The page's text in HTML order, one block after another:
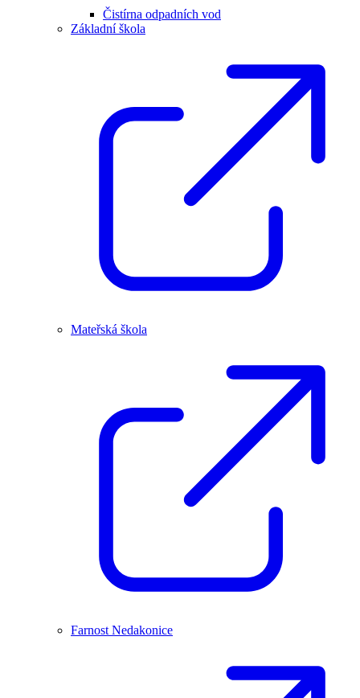
Čistírna odpadních vod
Základní škola
Mateřská škola
Farnost Nedakonice